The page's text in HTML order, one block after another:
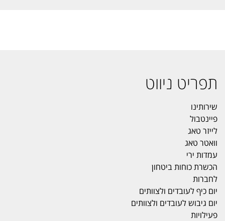
תפריט ניווט
שירותינו
פיינטבול
לייזר טאג
וואטר טאג
עמדות ירי
הכשרת כוחות ביטחון
לחברות
יום כיף לעובדים ולצוותים
יום גיבוש לעובדים ולצוותים
פעילויות